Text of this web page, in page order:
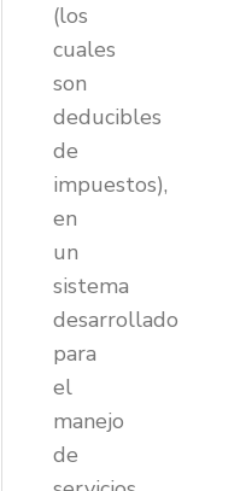
(los
cuales
son
deducibles
de
impuestos),
en
un
sistema
desarrollado
para
el
manejo
de